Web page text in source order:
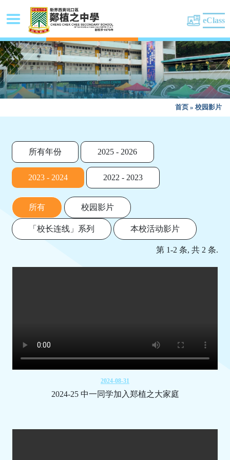
eClass
首页 » 校园影片
所有年份 2025 - 2026
2023 - 2024 2022 - 2023
所有 校园影片
「校长连线」系列 本校活动影片
第 1-2 条, 共 2 条.
2024-08-31
2024-25 中一同学加入郑植之大家庭